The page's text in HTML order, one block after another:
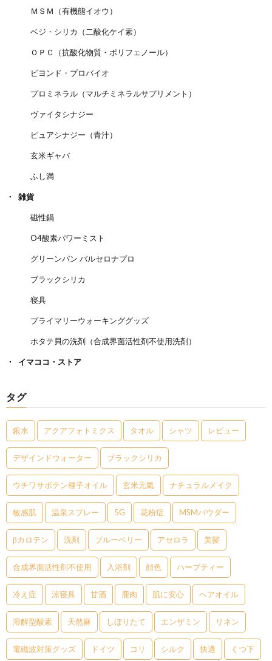
ＭＳＭ（有機態イオウ）
ベジ・シリカ（二酸化ケイ素）
ＯＰＣ（抗酸化物質・ポリフェノール）
ビヨンド・プロバイオ
プロミネラル（マルチミネラルサプリメント）
ヴァイタシナジー
ピュアシナジー（青汁）
玄米ギャバ
ふし満
雑貨
磁性鍋
O4酸素パワーミスト
グリーンパン バルセロナプロ
ブラックシリカ
寝具
プライマリーウォーキンググッズ
ホタテ貝の洗剤（合成界面活性剤不使用洗剤）
イマココ・ストア
タグ
銀水 アクアフォトミクス タオル シャツ レビュー
デザインドウォーター ブラックシリカ
ウチワサボテン種子オイル 玄米元氣 ナチュラルメイク
敏感肌 温泉スプレー 5G 花粉症 MSMパウダー
βカロテン 洗剤 ブルーベリー アセロラ 美髪
合成界面活性剤不使用 入浴剤 顔色 ハーブティー
冷え症 涼寝具 甘酒 鹿肉 肌に安心 ヘアオイル
溶解型酸素 天然麻 しぼりたて エンザミン リネン
電磁波対策グッズ ドイツ コリ シルク 快適 くつ下